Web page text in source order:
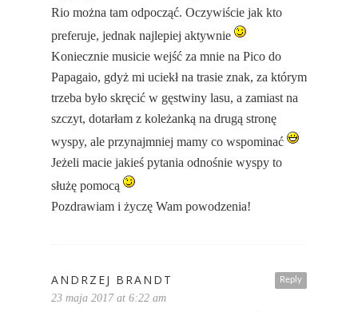
Rio można tam odpocząć. Oczywiście jak kto
preferuje, jednak najlepiej aktywnie
Koniecznie musicie wejść za mnie na Pico do
Papagaio, gdyż mi uciekł na trasie znak, za którym
trzeba było skręcić w gęstwiny lasu, a zamiast na
szczyt, dotarłam z koleżanką na drugą stronę
wyspy, ale przynajmniej mamy co wspominać
Jeżeli macie jakieś pytania odnośnie wyspy to
służę pomocą
Pozdrawiam i życzę Wam powodzenia!
Reply
ANDRZEJ BRANDT
23 maja 2017 at 6:22 am